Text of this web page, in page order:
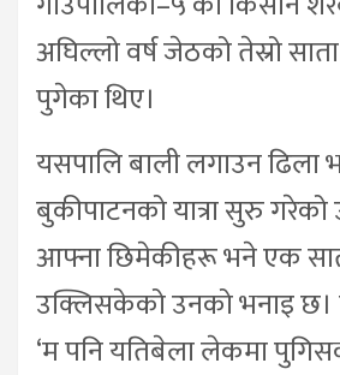
अघिल्लो वर्ष जेठको तेस्रो
पुगेका थिए।
यसपालि बाली लगाउन
बुकीपाटनको यात्रा सुरु
आफ्ना छिमेकीहरू भने एक
उक्लिसकेको उनको भनाइ छ।
‘म पनि यतिबेला लेकमा